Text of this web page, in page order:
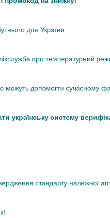
для України
про температурний
допомогти сучасному
українську систему
стандарту належної